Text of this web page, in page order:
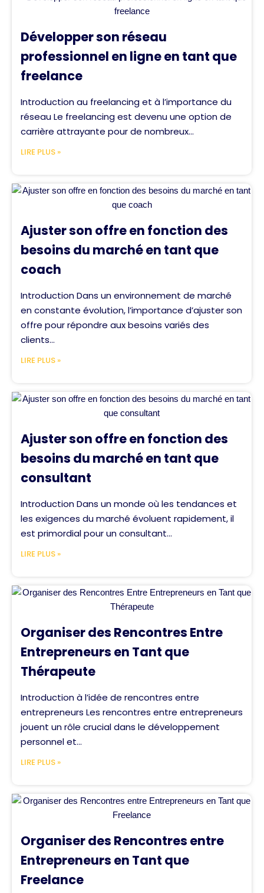
Développer son réseau
professionnel en ligne en tant que
freelance
Introduction au freelancing et à l’importance du
réseau Le freelancing est devenu une option de
carrière attrayante pour de nombreux...
LIRE PLUS »
Ajuster son offre en fonction des
besoins du marché en tant que
coach
Introduction Dans un environnement de marché
en constante évolution, l’importance d’ajuster son
offre pour répondre aux besoins variés des
clients...
LIRE PLUS »
Ajuster son offre en fonction des
besoins du marché en tant que
consultant
Introduction Dans un monde où les tendances et
les exigences du marché évoluent rapidement, il
est primordial pour un consultant...
LIRE PLUS »
Organiser des Rencontres Entre
Entrepreneurs en Tant que
Thérapeute
Introduction à l’idée de rencontres entre
entrepreneurs Les rencontres entre entrepreneurs
jouent un rôle crucial dans le développement
personnel et...
LIRE PLUS »
Organiser des Rencontres entre
Entrepreneurs en Tant que
Freelance